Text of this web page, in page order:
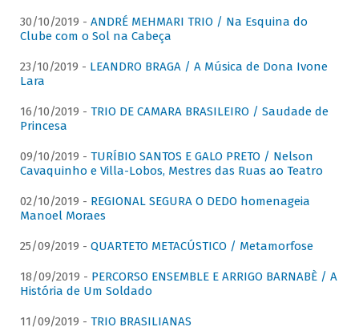
30/10/2019 - ANDRÉ MEHMARI TRIO / Na Esquina do
Clube com o Sol na Cabeça
23/10/2019 - LEANDRO BRAGA / A Música de Dona Ivone
Lara
16/10/2019 - TRIO DE CAMARA BRASILEIRO / Saudade de
Princesa
09/10/2019 - TURÍBIO SANTOS E GALO PRETO / Nelson
Cavaquinho e Villa-Lobos, Mestres das Ruas ao Teatro
02/10/2019 - REGIONAL SEGURA O DEDO homenageia
Manoel Moraes
25/09/2019 - QUARTETO METACÚSTICO / Metamorfose
18/09/2019 - PERCORSO ENSEMBLE E ARRIGO BARNABÈ / A
História de Um Soldado
11/09/2019 - TRIO BRASILIANAS